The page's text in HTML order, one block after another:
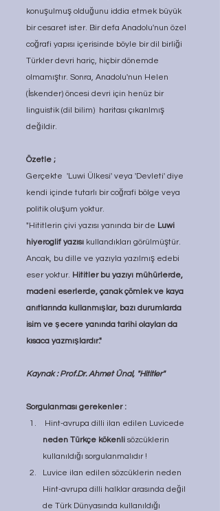
konuşulmuş olduğunu iddia etmek büyük
bir cesaret ister. Bir defa Anadolu'nun özel
coğrafi yapısı içerisinde böyle bir dil birliği
Türkler devri hariç, hiçbir dönemde
olmamıştır. Sonra, Anadolu'nun Helen
(İskender) öncesi devri için henüz bir
linguistik (dil bilim)  haritası çıkarılmış
değildir.
Özetle ;
Gerçekte  'Luwi Ülkesi' veya 'Devleti' diye
kendi içinde tutarlı bir coğrafi bölge veya
politik oluşum yoktur.
"Hititlerin çivi yazısı yanında bir de Luwi
hiyeroglif yazısı kullandıkları görülmüştür.
Ancak, bu dille ve yazıyla yazılmış edebi
eser yoktur. Hititler bu yazıyı mühürlerde,
madeni eserlerde, çanak çömlek ve kaya
anıtlarında kullanmışlar, bazı durumlarda
isim ve şecere yanında tarihi olayları da
kısaca yazmışlardır."
Kaynak : Prof.Dr. Ahmet Ünal, "Hititler"
Sorgulanması gerekenler :
Hint-avrupa dilli ilan edilen Luvicede
neden Türkçe kökenli sözcüklerin
kullanıldığı sorgulanmalıdır !
Luvice ilan edilen sözcüklerin neden
Hint-avrupa dilli halklar arasında değil
de Türk Dünyasında kullanıldığı